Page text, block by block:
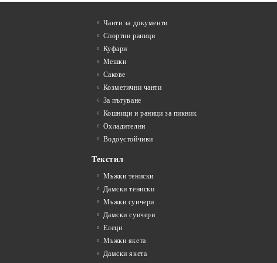
Чанти за документи
Спортни раници
Куфари
Мешки
Сакове
Козметични чанти
За пътуване
Кошници и раници за пикник
Охладителни
Водоустойчиви
Текстил
Мъжки тениски
Дамски тениски
Мъжки суичери
Дамски суичери
Елеци
Мъжки якета
Дамски якета